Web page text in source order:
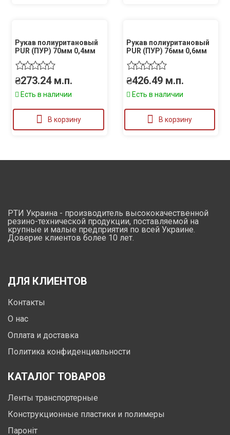
Рукав полиуритановый
PUR (ПУР) 70мм 0,4мм
₴273.24 м.п.
Есть в наличии
В корзину
Рукав полиуритановый
PUR (ПУР) 76мм 0,6мм
₴426.49 м.п.
Есть в наличии
В корзину
РТИ Украина - производитель высококачественной
резино-технической продукции, поставляемой на
крупные и малые предприятия по всей Украине.
Доверие клиентов более 10 лет.
ДЛЯ КЛИЕНТОВ
Контакты
О нас
Оплата и доставка
Политика конфиденциальности
КАТАЛОГ ТОВАРОВ
Ленты транспортерные
Конструкционные пластики и полимеры
Пароніт